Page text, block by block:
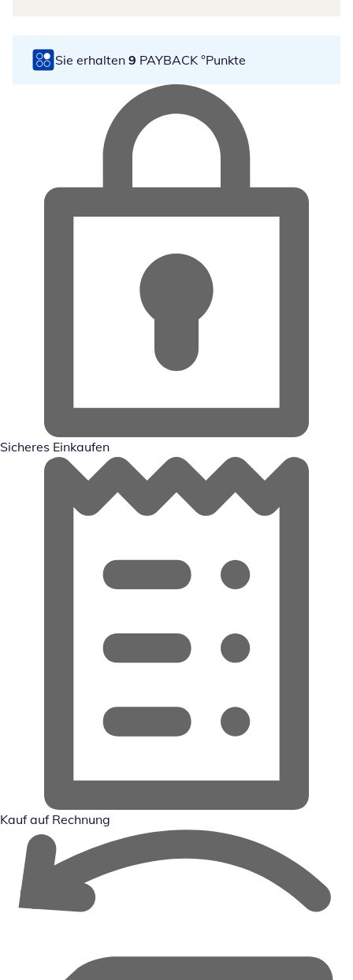
Sie erhalten 9 PAYBACK °Punkte
Sicheres Einkaufen
Kauf auf Rechnung